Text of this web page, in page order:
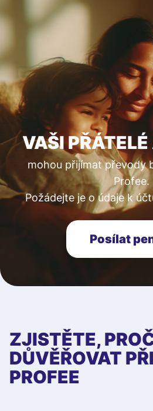
VAŠI
mohou přijímat převody
Profee.
Požádejte je o údaje k
Posílat
ZJISTĚTE,
DŮVĚŘOVAT
PROFEE